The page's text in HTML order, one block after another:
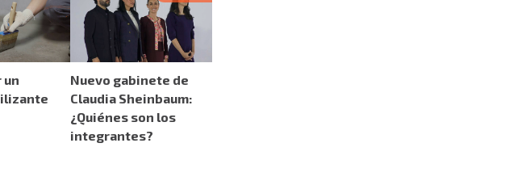
un
Nuevo gabinete de
Claudia Sheinbaum:
¿Quiénes son los
integrantes?